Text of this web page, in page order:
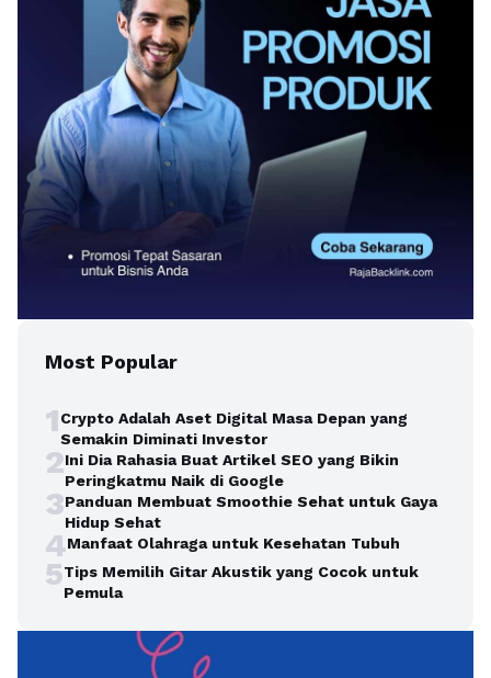
Most Popular
1Crypto Adalah Aset Digital Masa Depan yang
Semakin Diminati Investor
2Ini Dia Rahasia Buat Artikel SEO yang Bikin
Peringkatmu Naik di Google
3Panduan Membuat Smoothie Sehat untuk Gaya
Hidup Sehat
4Manfaat Olahraga untuk Kesehatan Tubuh
5Tips Memilih Gitar Akustik yang Cocok untuk
Pemula